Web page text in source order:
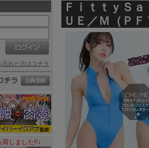
ＦｉｔｔｙＳ
ＵＥ／Ｍ（Ｐ
忘れた方はコチラ
荷しました!!↓